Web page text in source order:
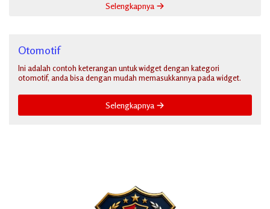
Selengkapnya
Otomotif
Ini adalah contoh keterangan untuk widget dengan kategori
otomotif, anda bisa dengan mudah memasukkannya pada widget.
Selengkapnya